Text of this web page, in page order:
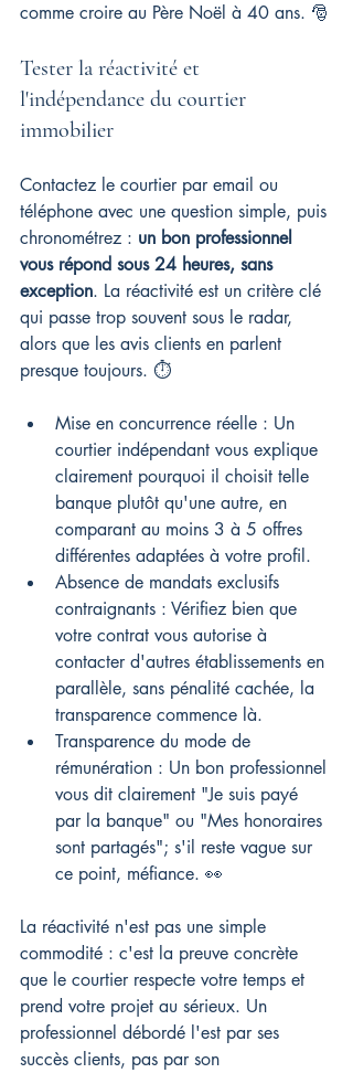
comme croire au Père Noël à 40 ans. 🎅
Tester la réactivité et
l'indépendance du courtier
immobilier
Contactez le courtier par email ou
téléphone avec une question simple, puis
chronométrez : un bon professionnel
vous répond sous 24 heures, sans
exception. La réactivité est un critère clé
qui passe trop souvent sous le radar,
alors que les avis clients en parlent
presque toujours. ⏱️
Mise en concurrence réelle : Un
courtier indépendant vous explique
clairement pourquoi il choisit telle
banque plutôt qu'une autre, en
comparant au moins 3 à 5 offres
différentes adaptées à votre profil.
Absence de mandats exclusifs
contraignants : Vérifiez bien que
votre contrat vous autorise à
contacter d'autres établissements en
parallèle, sans pénalité cachée, la
transparence commence là.
Transparence du mode de
rémunération : Un bon professionnel
vous dit clairement "Je suis payé
par la banque" ou "Mes honoraires
sont partagés"; s'il reste vague sur
ce point, méfiance. 👀
La réactivité n'est pas une simple
commodité : c'est la preuve concrète
que le courtier respecte votre temps et
prend votre projet au sérieux. Un
professionnel débordé l'est par ses
succès clients, pas par son